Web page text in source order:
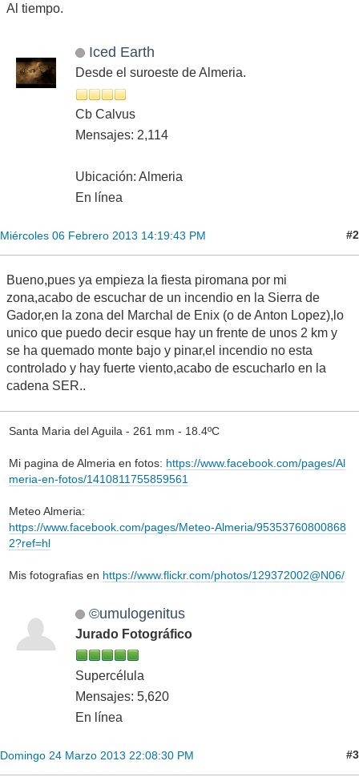
Al tiempo.
Iced Earth
Desde el suroeste de Almeria.
Cb Calvus
Mensajes: 2,114
Ubicación: Almeria
En línea
Miércoles 06 Febrero 2013 14:19:43 PM #2
Bueno,pues ya empieza la fiesta piromana por mi
zona,acabo de escuchar de un incendio en la Sierra de
Gador,en la zona del Marchal de Enix (o de Anton Lopez),lo
unico que puedo decir esque hay un frente de unos 2 km y
se ha quemado monte bajo y pinar,el incendio no esta
controlado y hay fuerte viento,acabo de escucharlo en la
cadena SER..
Santa Maria del Aguila - 261 mm - 18.4ºC
Mi pagina de Almeria en fotos: https://www.facebook.com/pages/Al
meria-en-fotos/1410811755859561
Meteo Almeria:
https://www.facebook.com/pages/Meteo-Almeria/95353760800868
2?ref=hl
Mis fotografias en https://www.flickr.com/photos/129372002@N06/
©umulogenitus
Jurado Fotográfico
Supercélula
Mensajes: 5,620
En línea
Domingo 24 Marzo 2013 22:08:30 PM #3